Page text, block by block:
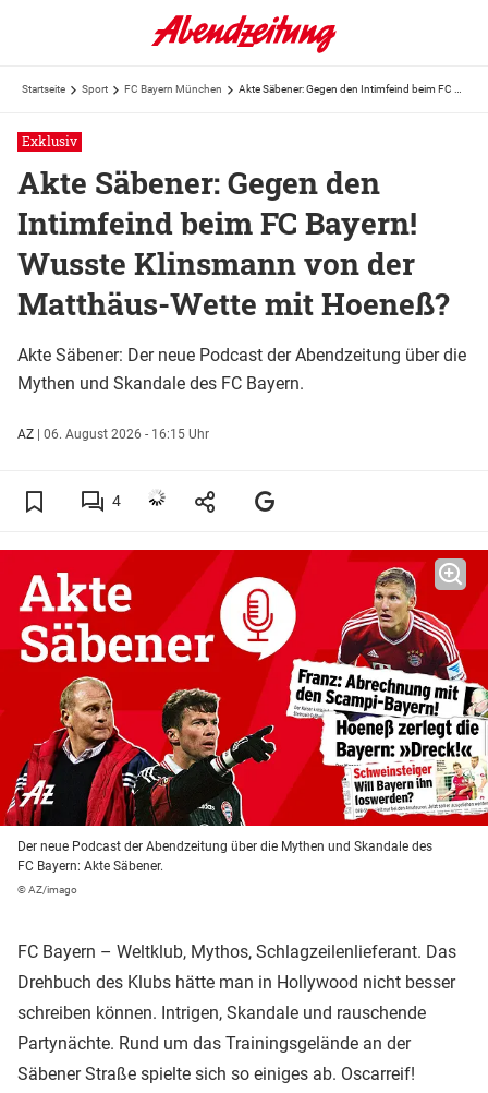
Startseite Sport FC Bayern München
Exklusiv
Akte Säbener: Gegen den
Intimfeind beim FC Bayern!
Wusste Klinsmann von der
Matthäus-Wette mit Hoeneß?
Akte Säbener: Der neue Podcast der Abendzeitung über die
Mythen und Skandale des FC Bayern.
AZ 06. August 2026 - 16:15 Uhr
4
Der neue Podcast der Abendzeitung über die Mythen und Skandale des
FC Bayern: Akte Säbener.
© AZ/imago
FC Bayern – Weltklub, Mythos, Schlagzeilenlieferant. Das
Drehbuch des Klubs hätte man in Hollywood nicht besser
schreiben können. Intrigen, Skandale und rauschende
Partynächte. Rund um das Trainingsgelände an der
Säbener Straße spielte sich so einiges ab. Oscarreif!